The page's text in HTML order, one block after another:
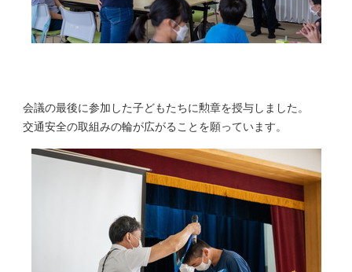
会議の最後に参加した子どもたちに勲章を授与しました。
交通安全の取組みの輪が広がることを願っています。